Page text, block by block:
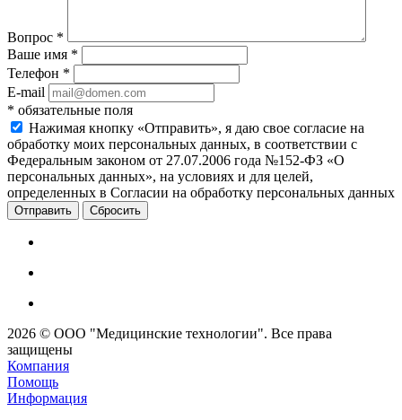
Вопрос *
Ваше имя *
Телефон *
E-mail
* обязательные поля
Нажимая кнопку «Отправить», я даю свое согласие на
обработку моих персональных данных, в соответствии с
Федеральным законом от 27.07.2006 года №152-ФЗ «О
персональных данных», на условиях и для целей,
определенных в Согласии на обработку персональных данных
Сбросить
2026 © ООО "Медицинские технологии". Все права
защищены
Компания
Помощь
Информация